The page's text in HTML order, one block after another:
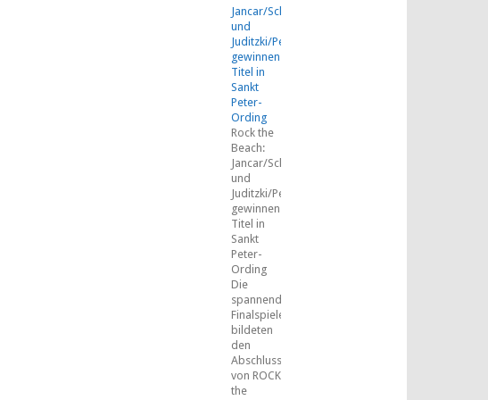
Jancar/Schäkel
und
Juditzki/Peemüller
gewinnen
Titel in
Sankt
Peter-
Ording
Rock the
Beach:
Jancar/Schäkel
und
Juditzki/Peemüller
gewinnen
Titel in
Sankt
Peter-
Ording
Die
spannenden
Finalspiele
bildeten
den
Abschluss
von ROCK
the